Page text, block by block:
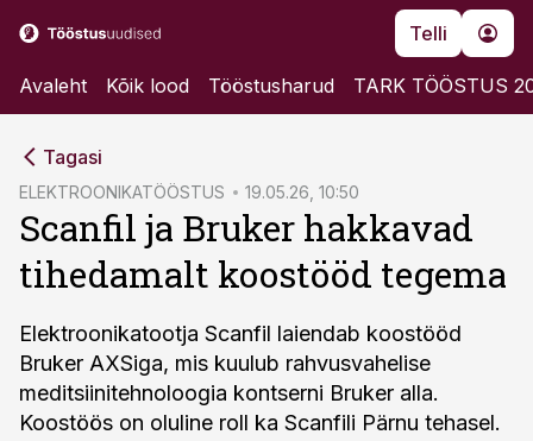
Telli
Avaleht Kõik lood Tööstusharud TARK TÖÖSTUS
Tagasi
ELEKTROONIKATÖÖSTUS 19.05.26, 10:50
Scanfil ja Bruker hakkavad
tihedamalt koostööd tegema
Elektroonikatootja Scanfil laiendab koostööd
Bruker AXSiga, mis kuulub rahvusvahelise
meditsiinitehnoloogia kontserni Bruker alla.
Koostöös on oluline roll ka Scanfili Pärnu tehasel.